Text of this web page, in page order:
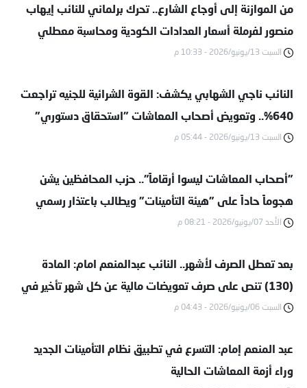
من الموازنة إلى أوجاع الشارع.. تحرك برلماني للنائب إيهاب
منصور لفرملة أسعار العدادات الكودية ومحاسبة معطلي
المعاشات وتسكين الخريجين بنظام إلكتروني
السبت 13/يونيو/2026 - 10:33 م
النائب ناجي الشهابي يكشف: القوة الشرائية للجنيه تراجعت
640%.. وتعويض أصحاب المعاشات "استحقاق دستوري"
السبت 13/يونيو/2026 - 05:44 م
"أصحاب المعاشات ليسوا أرقاماً".. حزب المحافظين يشن
هجوماً حاداً على "هيئة التأمينات" ويطالب باعتذار رسمي
للمواطنين المتضررين
الأحد 07/يونيو/2026 - 08:21 م
بعد تعطل الصرف لأشهر.. النائب عبدالمنعم امام: المادة
(130) تنص على صرف تعويضات مالية عن كل شهر تأخير في
صرف المعاش للمواطنين
السبت 06/يونيو/2026 - 04:43 م
عبد المنعم إمام: التسرع في تطبيق نظام التأمينات الجديد
وراء أزمة المعاشات الحالية